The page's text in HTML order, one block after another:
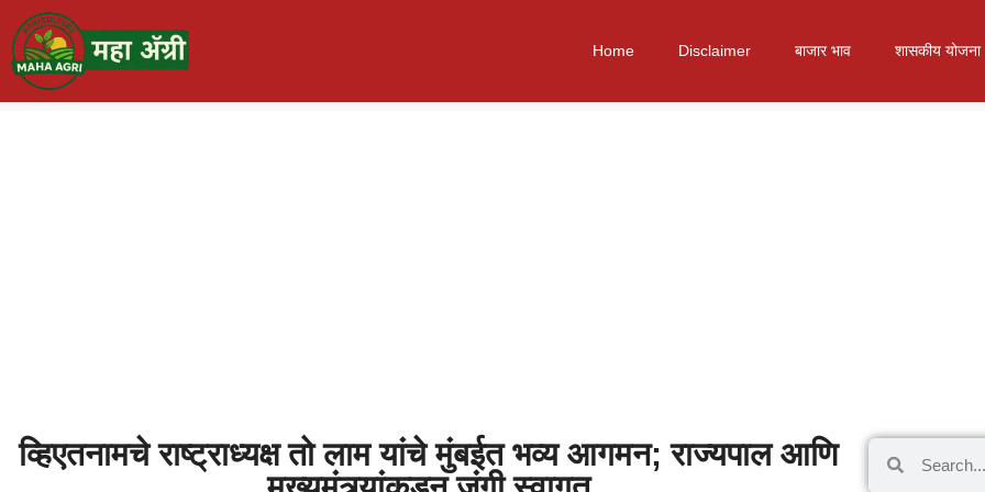
Home Disclaimer बाजार भाव शासकीय योजना
व्हिएतनामचे राष्ट्राध्यक्ष तो लाम यांचे मुंबईत भव्य आगमन; राज्यपाल आणि